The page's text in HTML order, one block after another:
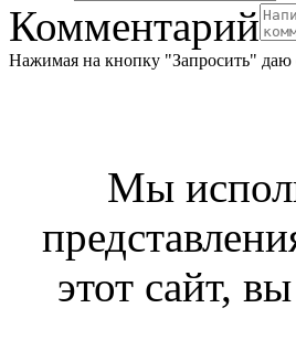
Комментарий
Нажимая на кнопку "Запросить" даю
Мы
этот сайт,